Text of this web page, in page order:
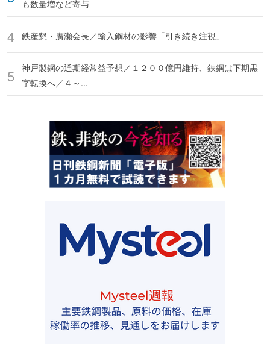
も数量増など寄与
鉄産懇・廣瀬会長／輸入鋼材の影響「引き続き注視」
神戸製鋼の通期経常益予想／１２００億円維持、鉄鋼は下期黒
字転換へ／４～...